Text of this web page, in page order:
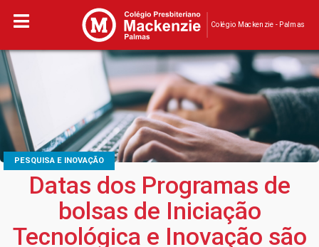
Colégio Mackenzie - Palmas
PESQUISA E INOVAÇÃO
Datas dos Programas de
bolsas de Iniciação
Tecnológica e Inovação são